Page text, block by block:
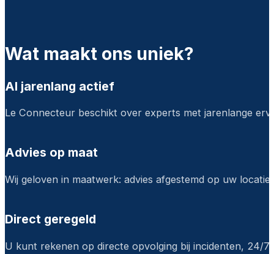
Wat maakt ons uniek?
Al jarenlang actief
Le Connecteur beschikt over experts met jarenlange
Advies op maat
Wij geloven in maatwerk: advies afgestemd op uw locatie
Direct geregeld
U kunt rekenen op directe opvolging bij incidenten, 24/7